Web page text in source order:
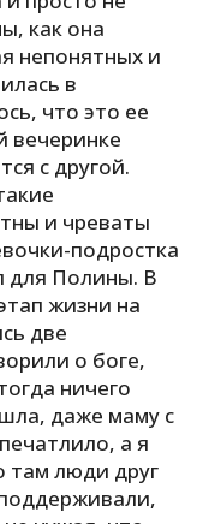
Я
как она
непонятных и
в
что это ее
вечеринке
с другой.
и чреваты
подростка
для Полины. В
жизни на
две
о боге,
ничего
даже маму с
а я
там люди друг